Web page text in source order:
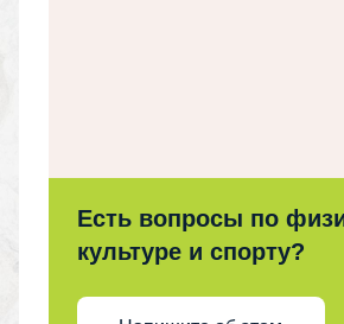
Есть вопросы по
культуре и спорту?